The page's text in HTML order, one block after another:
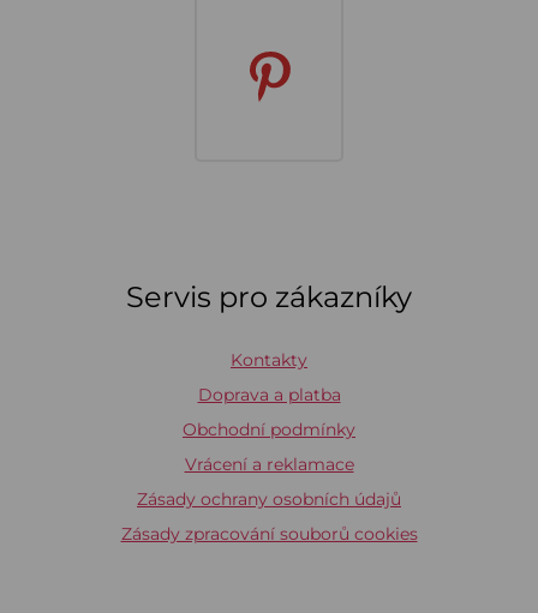
Servis pro zákazníky
Kontakty
Doprava a platba
Obchodní podmínky
Vrácení a reklamace
Zásady ochrany osobních údajů
Zásady zpracování souborů cookies